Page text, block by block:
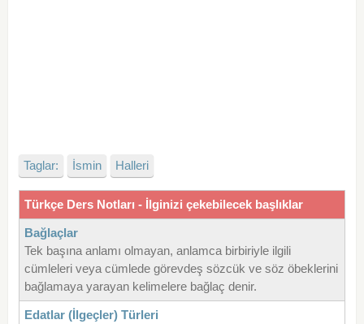
Taglar: İsmin Halleri
Türkçe Ders Notları - İlginizi çekebilecek başlıklar
Bağlaçlar
Tek başına anlamı olmayan, anlamca birbiriyle ilgili
cümleleri veya cümlede görevdeş sözcük ve söz öbeklerini
bağlamaya yarayan kelimelere bağlaç denir.
Edatlar (İlgeçler) Türleri